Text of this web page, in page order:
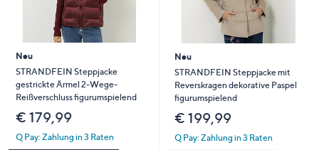
Neu
STRANDFEIN Steppjacke
gestrickte Ärmel 2-Wege-
Reißverschluss figurumspielend
€ 179,99
Q Pay: Zahlung in 3 Raten
Neu
STRANDFEIN Steppjacke mit
Reverskragen dekorative Paspel
figurumspielend
€ 199,99
Q Pay: Zahlung in 3 Raten